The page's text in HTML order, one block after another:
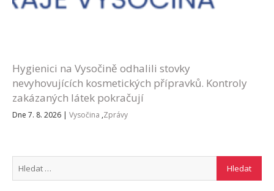
Hygienici na Vysočině odhalili stovky
nevyhovujících kosmetických přípravků. Kontroly
zakázaných látek pokračují
Dne 7. 8. 2026 | Vysočina ,Zprávy